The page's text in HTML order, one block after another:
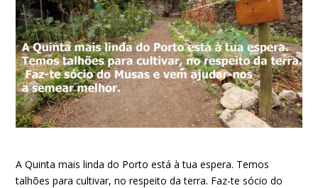
A Quinta mais linda do Porto está à tua espera. Temos
talhões para cultivar, no respeito da terra. Faz-te sócio do